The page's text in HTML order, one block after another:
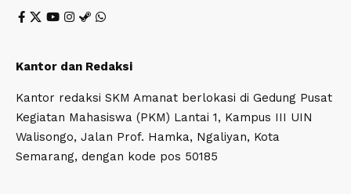
Kantor dan Redaksi
Kantor redaksi SKM Amanat berlokasi di Gedung Pusat
Kegiatan Mahasiswa (PKM) Lantai 1, Kampus III UIN
Walisongo, Jalan Prof. Hamka, Ngaliyan, Kota
Semarang, dengan kode pos 50185